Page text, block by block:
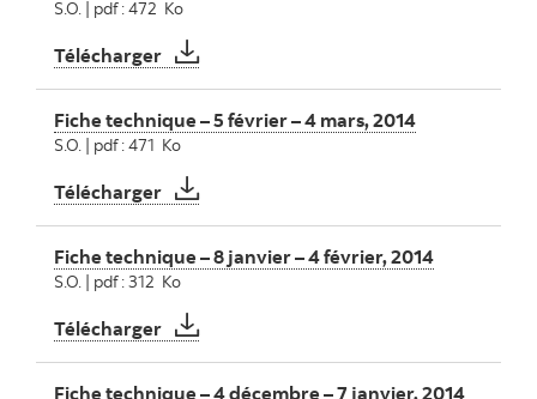
S.O. | pdf : 472 Ko
Télécharger Fiche technique – 5 mars – 1 avril, 2014
Fiche technique – 5 février – 4 mars, 2014
S.O. | pdf : 471 Ko
Télécharger Fiche technique – 5 février – 4 mars, 2014
Fiche technique – 8 janvier – 4 février, 2014
S.O. | pdf : 312 Ko
Télécharger Fiche technique – 8 janvier – 4 février,
Fiche technique – 4 décembre – 7 janvier, 2014